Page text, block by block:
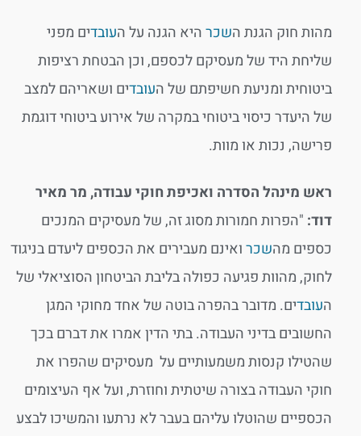
מהות חוק הגנת השכרהיא הגנה על העובדים מפני
שליחת היד של מעסיקם לכספם, וכן הבטחת רציפות
ביטוחית ומניעת חשיפתם של העובדים ושאריהם למצב
של היעדר כיסוי ביטוחי במקרה של אירוע ביטוחי דוגמת
פרישה, נכות או מוות.
ראש מינהל הסדרה ואכיפת חוקי עבודה, מר מאיר
דוד:"הפרות חמורות מסוג זה, של מעסיקים המנכים
כספים מהשכרואינם מעבירים את הכספים ליעדם בניגוד
לחוק, מהוות פגיעה כפולה בליבת הביטחון הסוציאלי של
העובדים. מדובר בהפרה בוטה של אחד מחוקי המגן
החשובים בדיני העבודה. בתי הדין אמרו את דברם בכך
שהטילו קנסות משמעותיים על מעסיקים שהפרו את
חוקי העבודה בצורה שיטתית וחוזרת, ועל אף העיצומים
הכספיים שהוטלו עליהם בעבר לא נרתעו והמשיכו לבצע